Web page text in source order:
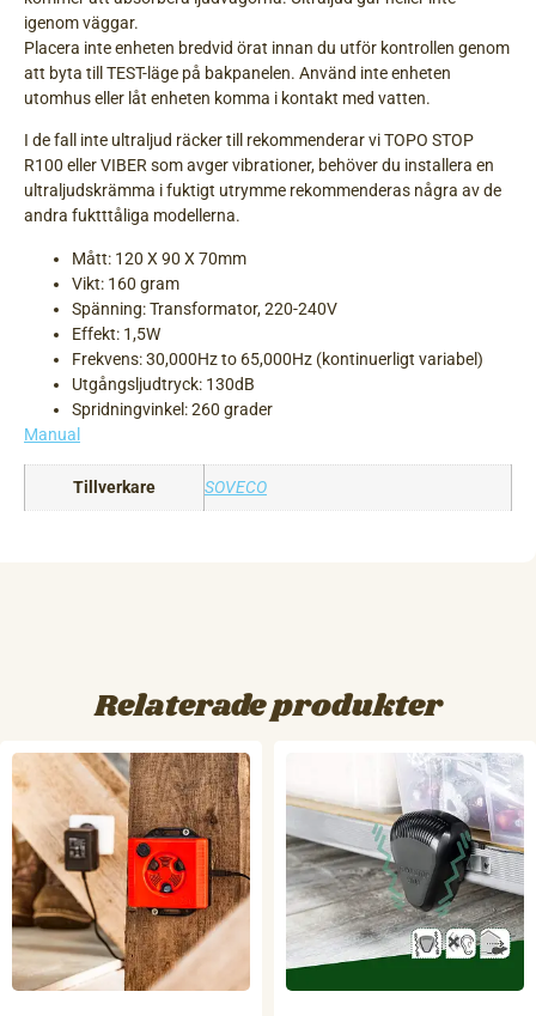
igenom väggar.
Placera inte enheten bredvid örat innan du utför kontrollen genom
att byta till TEST-läge på bakpanelen. Använd inte enheten
utomhus eller låt enheten komma i kontakt med vatten.
I de fall inte ultraljud räcker till rekommenderar vi TOPO STOP
R100 eller VIBER som avger vibrationer, behöver du installera en
ultraljudskrämma i fuktigt utrymme rekommenderas några av de
andra fuktttåliga modellerna.
Mått: 120 X 90 X 70mm
Vikt: 160 gram
Spänning: Transformator, 220-240V
Effekt: 1,5W
Frekvens: 30,000Hz to 65,000Hz (kontinuerligt variabel)
Utgångsljudtryck: 130dB
Spridningvinkel: 260 grader
Manual
Tillverkare SOVECO
Relaterade produkter